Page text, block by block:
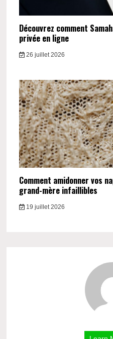
Découvrez comment
privée en ligne
26 juillet 2026
Comment amidonner vos
grand-mère infaillibles
19 juillet 2026